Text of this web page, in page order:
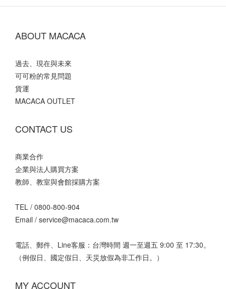
ABOUT MACACA
過去、現在與未來
可可粉的常見問題
貨運
MACACA OUTLET
CONTACT US
商業合作
企業與法人購買方案
教師、教室與會館採購方案
TEL / 0800-800-904
Email / service@macaca.com.tw
電話、郵件、Line客服：台灣時間 週一至週五 9:00 至 17:30。
（例假日、國定假日、天災放假為非工作日。）
MY ACCOUNT